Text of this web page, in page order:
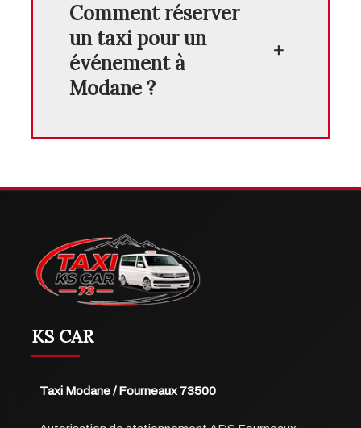
Comment réserver
un taxi pour un
événement à
Modane ?
KS CAR
Taxi Modane / Fourneaux 73500